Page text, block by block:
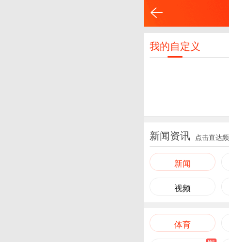
我的自定义
新闻资讯 点击直达
新闻
视频
体育